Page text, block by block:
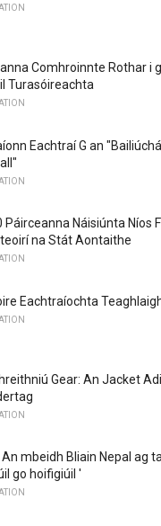
Comhroinnte Rothar i
Turasóireachta
Eachtraí G an
Páirceanna Náisiúnta Níos
na Stát Aontaithe
Eachtraíochta
Gear: An Jacket
mbeidh Bliain Nepal ag
go hoifigiúil '